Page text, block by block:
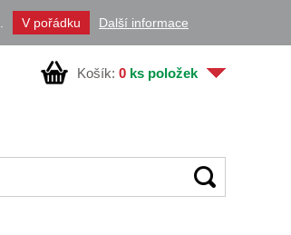
V pořádku Další informace
Košík: 0 ks položek